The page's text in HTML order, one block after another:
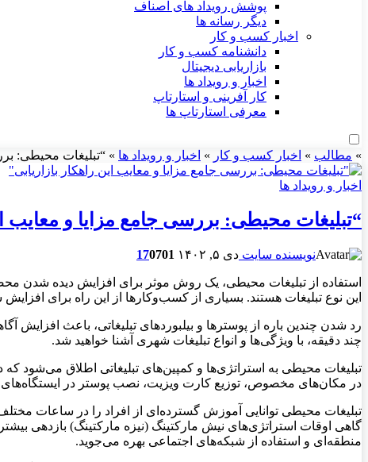
پوشش رویداد های اصناف
دیگر رسانه ها
اخبار کسب و کار
دانشنامه کسب و کار
بازاریابی دیجیتال
اخبار و رویداد ها
کار آفرینی و استارتاپ
معرفی استارتاپ ها
» مطالب » اخبار کسب و کار » اخبار و رویداد ها » “تبلیغات محیطی:
اخبار و رویداد ها
“تبلیغات محیطی: بررسی جامع مزایا و معایب
نویسنده سایت دی ۵, ۱۴۰۲ 170701
استفاده از تبلیغات محیطی، یک روش موثر برای افزایش دیده شدن
این نوع تبلیغات هستند. بسیاری از کسب‌وکارها از این راه برای
رد شدن چندین باره از پوسترها و بیلبوردهای تبلیغاتی، باعث
چند دقیقه، با ویژگی‌ها و انواع تبلیغات شهری آشنا خواهید شد.
تبلیغات محیطی به استراتژی‌ها و کمپین‌های تبلیغاتی اطلاق می‌شود
در مکان‌های مخصوص، توزیع کارت ویزیت، نصب پوستر در
تبلیغات محیطی توانایی آموزش گسترده‌ای از افراد را در ساعات
گاهی اوقات استراتژی‌های نیش مارکتینگ (نیزه مارکتینگ) بازدهی
منطقه‌ای و استفاده از شبکه‌های اجتماعی بهره می‌جوید.